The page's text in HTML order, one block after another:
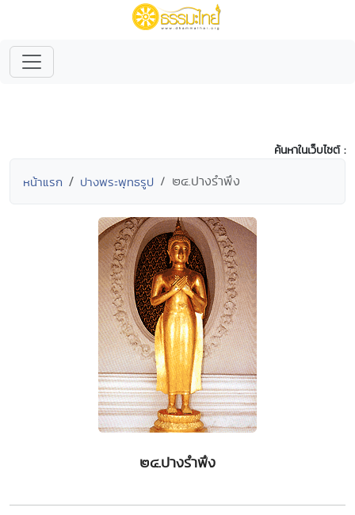
ค้นหาในเว็บไซต์ :
หน้าแรก ปางพระพุทธรูป ๒๔.ปางรำพึง
๒๔.ปางรำพึง